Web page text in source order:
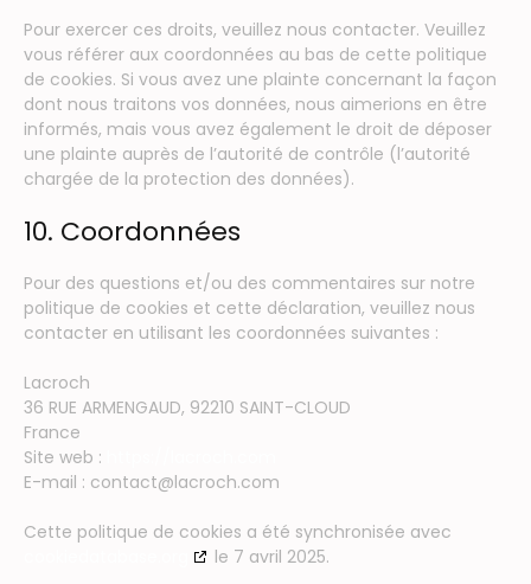
Pour exercer ces droits, veuillez nous contacter. Veuillez
vous référer aux coordonnées au bas de cette politique
de cookies. Si vous avez une plainte concernant la façon
dont nous traitons vos données, nous aimerions en être
informés, mais vous avez également le droit de déposer
une plainte auprès de l’autorité de contrôle (l’autorité
chargée de la protection des données).
10. Coordonnées
Pour des questions et/ou des commentaires sur notre
politique de cookies et cette déclaration, veuillez nous
contacter en utilisant les coordonnées suivantes :
Lacroch
36 RUE ARMENGAUD, 92210 SAINT-CLOUD
France
Site web :
E-mail : contact@lacroch.com
Cette politique de cookies a été synchronisée avec
le 7 avril 2025.